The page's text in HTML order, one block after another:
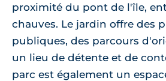
proximité du pont de l'île,
chauves. Le jardin offre des
publiques, des parcours
un lieu de détente et de
parc est également un